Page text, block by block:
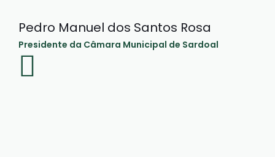
Pedro Manuel dos Santos Rosa
Presidente da Câmara Municipal de Sardoal